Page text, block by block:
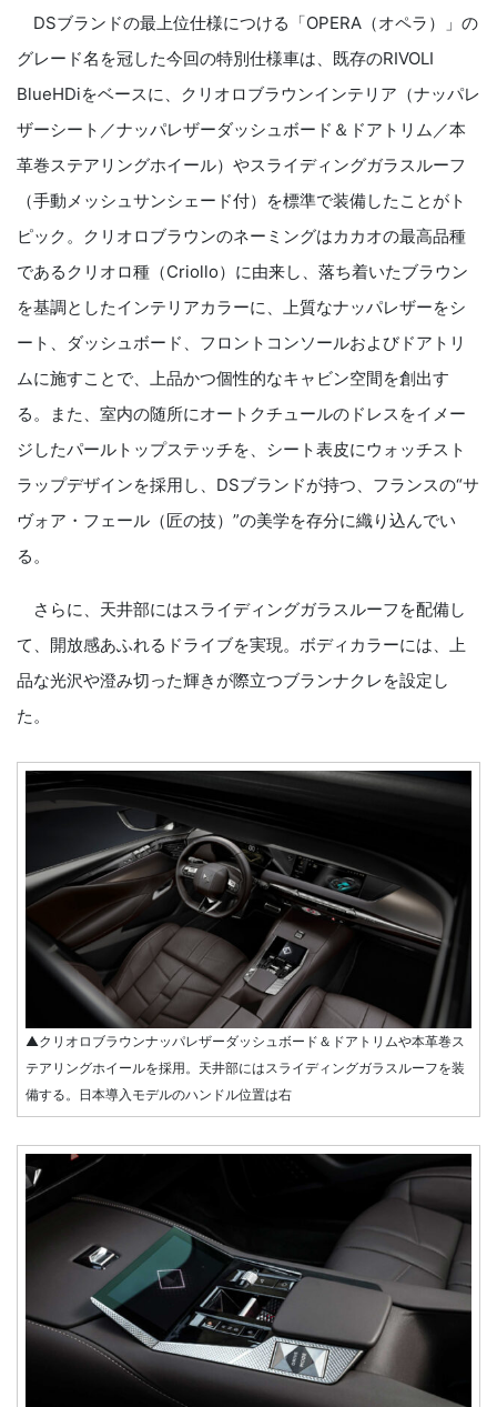
DSブランドの最上位仕様につける「OPERA（オペラ）」の
グレード名を冠した今回の特別仕様車は、既存のRIVOLI
BlueHDiをベースに、クリオロブラウンインテリア（ナッパレ
ザーシート／ナッパレザーダッシュボード＆ドアトリム／本
革巻ステアリングホイール）やスライディングガラスルーフ
（手動メッシュサンシェード付）を標準で装備したことがト
ピック。クリオロブラウンのネーミングはカカオの最高品種
であるクリオロ種（Criollo）に由来し、落ち着いたブラウン
を基調としたインテリアカラーに、上質なナッパレザーをシ
ート、ダッシュボード、フロントコンソールおよびドアトリ
ムに施すことで、上品かつ個性的なキャビン空間を創出す
る。また、室内の随所にオートクチュールのドレスをイメー
ジしたパールトップステッチを、シート表皮にウォッチスト
ラップデザインを採用し、DSブランドが持つ、フランスの“サ
ヴォア・フェール（匠の技）”の美学を存分に織り込んでい
る。
さらに、天井部にはスライディングガラスルーフを配備し
て、開放感あふれるドライブを実現。ボディカラーには、上
品な光沢や澄み切った輝きが際立つブランナクレを設定し
た。
▲クリオロブラウンナッパレザーダッシュボード＆ドアトリムや本革巻ス
テアリングホイールを採用。天井部にはスライディングガラスルーフを装
備する。日本導入モデルのハンドル位置は右